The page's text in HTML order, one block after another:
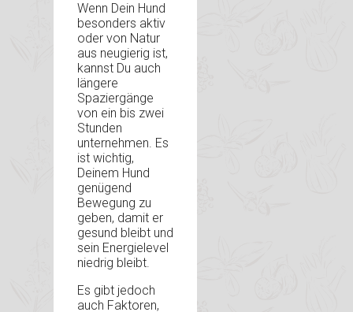
Wenn Dein Hund
besonders aktiv
oder von Natur
aus neugierig ist,
kannst Du auch
längere
Spaziergänge
von ein bis zwei
Stunden
unternehmen. Es
ist wichtig,
Deinem Hund
genügend
Bewegung zu
geben, damit er
gesund bleibt und
sein Energielevel
niedrig bleibt.
Es gibt jedoch
auch Faktoren,